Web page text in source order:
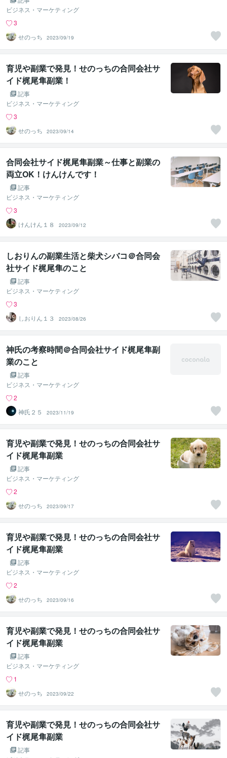
ビジネス・マーケティング
3
せのっち
2023/09/19
育児や副業で発見！せのっちの合同会社サ
イド梶尾隼副業！
記事
ビジネス・マーケティング
3
せのっち
2023/09/14
合同会社サイド梶尾隼副業～仕事と副業の
両立OK！けんけんです！
記事
ビジネス・マーケティング
3
けんけん１８
2023/09/12
しおりんの副業生活と柴犬シバコ＠合同会
社サイド梶尾隼のこと
記事
ビジネス・マーケティング
3
しおりん１３
2023/08/26
神氏の考察時間＠合同会社サイド梶尾隼副
業のこと
記事
ビジネス・マーケティング
2
神氏２５
2023/11/19
育児や副業で発見！せのっちの合同会社サ
イド梶尾隼副業
記事
ビジネス・マーケティング
2
せのっち
2023/09/17
育児や副業で発見！せのっちの合同会社サ
イド梶尾隼副業
記事
ビジネス・マーケティング
2
せのっち
2023/09/16
育児や副業で発見！せのっちの合同会社サ
イド梶尾隼副業
記事
ビジネス・マーケティング
1
せのっち
2023/09/22
育児や副業で発見！せのっちの合同会社サ
イド梶尾隼副業
記事